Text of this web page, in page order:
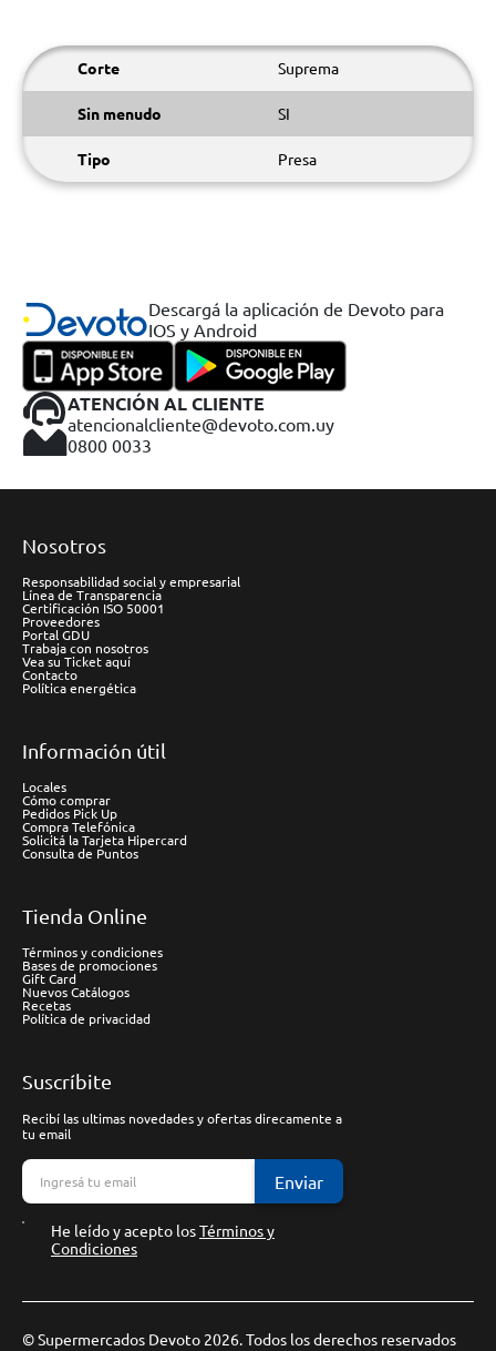
Corte Suprema
Sin menudo SI
Tipo Presa
Descargá la aplicación de Devoto para
IOS y Android
ATENCIÓN AL CLIENTE
atencionalcliente@devoto.com.uy
0800 0033
Nosotros
Responsabilidad social y empresarial
Línea de Transparencia
Certificación ISO 50001
Proveedores
Portal GDU
Trabaja con nosotros
Vea su Ticket aquí
Contacto
Política energética
Información útil
Locales
Cómo comprar
Pedidos Pick Up
Compra Telefónica
Solicitá la Tarjeta Hipercard
Consulta de Puntos
Tienda Online
Términos y condiciones
Bases de promociones
Gift Card
Nuevos Catálogos
Recetas
Política de privacidad
Suscríbite
Recibí las ultimas novedades y ofertas direcamente a
tu email
Enviar
He leído y acepto losTérminos y
Condiciones
© Supermercados Devoto 2026. Todos los derechos reservados